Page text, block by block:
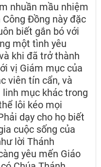
nhuần mầu nhiệm
Đồng này đặc
biết gắn bó với
một tình yêu
khi đã trở thành
vị Giám mục của
viên tín cẩn, và
mục khác trong
lôi kéo mọi
dạy cho họ biết
cuộc sống của
lời Thánh
yêu mến Giáo